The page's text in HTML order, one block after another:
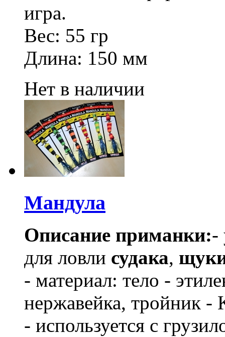
игра.
Вес: 55 гр
Длина: 150 мм
Нет в наличии
Мандула
Описание приманки:-
для ловли судака,
- материал: тело -
нержавейка, тройник
- используется с